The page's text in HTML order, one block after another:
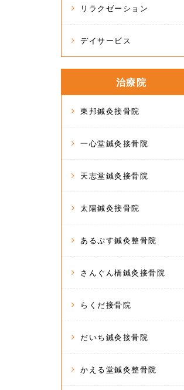
リラクゼーション
デイサービス
治療院
東邦鍼灸接骨院
一心堂鍼灸接骨院
天志堂鍼灸接骨院
太陽鍼灸接骨院
あるぷす鍼灸整骨院
さんぐん橋鍼灸接骨院
らくだ接骨院
だいち鍼灸接骨院
かえる堂鍼灸整骨院